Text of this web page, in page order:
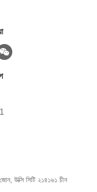
উক্সি সিটি ২১৪১৬১ চীন